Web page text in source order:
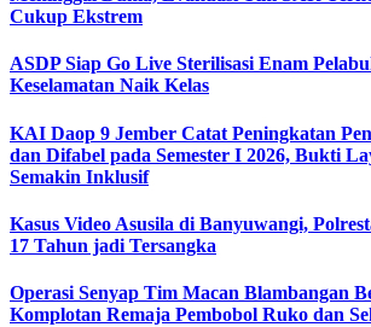
Cukup Ekstrem
ASDP Siap Go Live Sterilisasi Enam
Keselamatan Naik Kelas
KAI Daop 9 Jember Catat Peningkatan
dan Difabel pada Semester I 2026, Bukti
Semakin Inklusif
Kasus Video Asusila di Banyuwangi,
17 Tahun jadi Tersangka
Operasi Senyap Tim Macan Blambangan
Komplotan Remaja Pembobol Ruko dan